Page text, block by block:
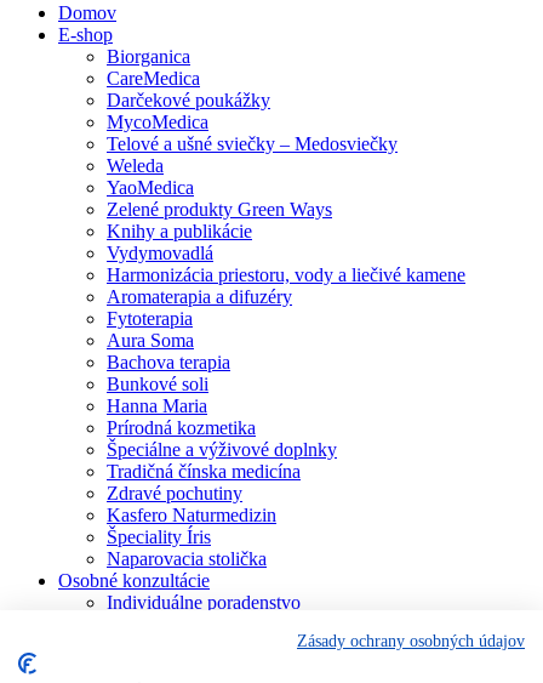
Domov
E-shop
Biorganica
CareMedica
Darčekové poukážky
MycoMedica
Telové a ušné sviečky – Medosviečky
Weleda
YaoMedica
Zelené produkty Green Ways
Knihy a publikácie
Vydymovadlá
Harmonizácia priestoru, vody a liečivé kamene
Aromaterapia a difuzéry
Fytoterapia
Aura Soma
Bachova terapia
Bunkové soli
Hanna Maria
Prírodná kozmetika
Špeciálne a výživové doplnky
Tradičná čínska medicína
Zdravé pochutiny
Kasfero Naturmedizin
Špeciality Íris
Naparovacia stolička
Osobné konzultácie
Individuálne poradenstvo
Zásady ochrany osobných údajov